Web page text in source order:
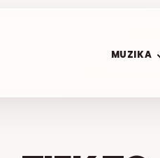
MUZIKA